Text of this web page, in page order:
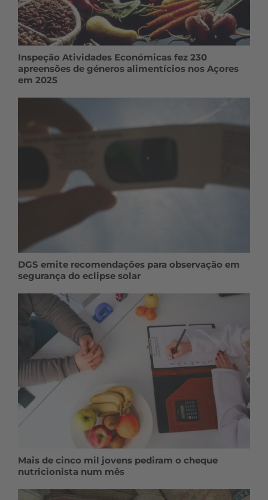
Inspeção Atividades Económicas fez 230
apreensões de géneros alimentícios nos Açores
em 2025
DGS emite recomendações para observação em
segurança do eclipse solar
Mais de cinco mil jovens pediram o cheque
nutricionista num mês